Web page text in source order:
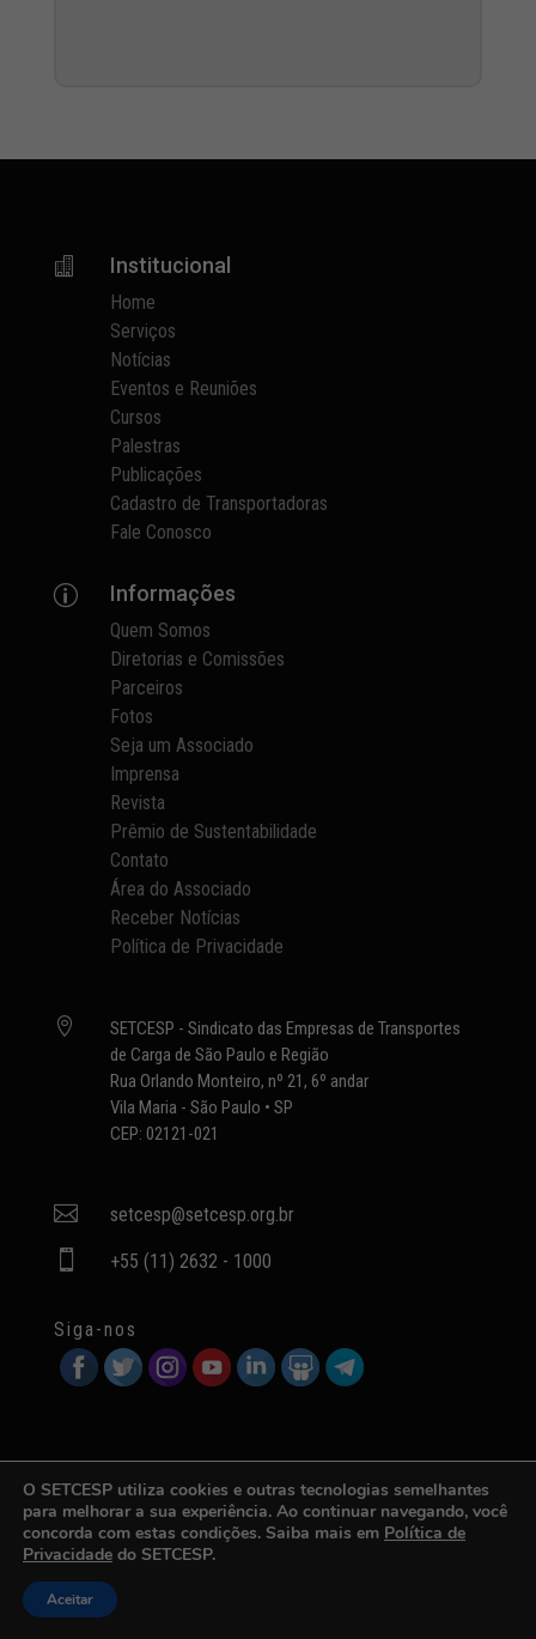
 Institucional
Home
Serviços
Notícias
Eventos e Reuniões
Cursos
Palestras
Publicações
Cadastro de Transportadoras
Fale Conosco
p Informações
Quem Somos
Diretorias e Comissões
Parceiros
Fotos
Seja um Associado
Imprensa
Revista
Prêmio de Sustentabilidade
Contato
Área do Associado
Receber Notícias
Política de Privacidade

SETCESP - Sindicato das Empresas de Transportes
de Carga de São Paulo e Região
Rua Orlando Monteiro, nº 21, 6º andar
Vila Maria - São Paulo • SP
CEP: 02121-021
 setcesp@setcesp.org.br
 +55 (11) 2632 - 1000
Siga-nos
Desenvolvido porWAB.com.br
O SETCESP utiliza cookies e outras tecnologias semelhantes
para melhorar a sua experiência. Ao continuar navegando, você
concorda com estas condições. Saiba mais em Política de
Privacidade do SETCESP.
Aceitar